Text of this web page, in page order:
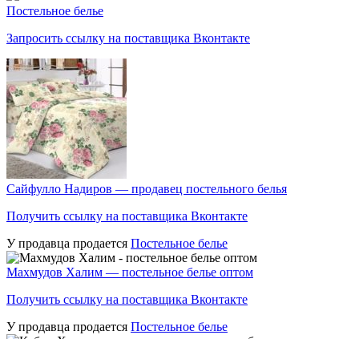
Постельное белье
Запросить ссылку на поставщика Вконтакте
Сайфулло Надиров — продавец постельного белья
Получить ссылку на поставщика Вконтакте
У продавца продается Постельное белье
Махмудов Халим — постельное белье оптом
Получить ссылку на поставщика Вконтакте
У продавца продается Постельное белье